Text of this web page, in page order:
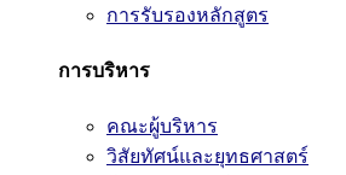
การรับรองหลักสูตร
การบริหาร
คณะผู้บริหาร
วิสัยทัศน์และยุทธศาสตร์